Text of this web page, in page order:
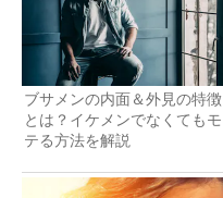
ブサメンの内面＆外見の特徴
とは？イケメンでなくてもモ
テる方法を解説